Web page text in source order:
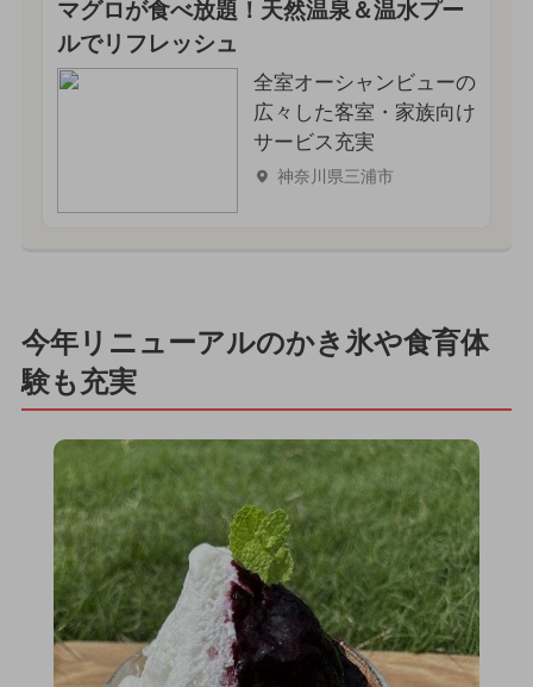
マグロが食べ放題！天然温泉＆温水プー
ルでリフレッシュ
全室オーシャンビューの
広々した客室・家族向け
サービス充実
神奈川県三浦市
今年リニューアルのかき氷や食育体
験も充実